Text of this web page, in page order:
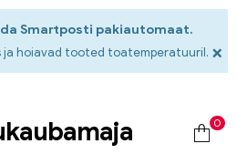
Smartposti pakiautomaat.
ja hoiavad tooted toatemperatuuril. ×
0